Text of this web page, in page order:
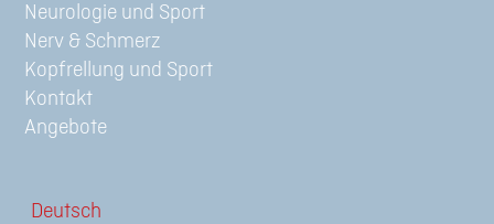
Neurologie und Sport
Nerv & Schmerz
Kopfrellung und Sport
Kontakt
Angebote
Deutsch